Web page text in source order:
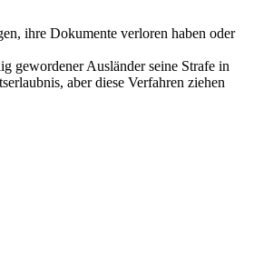
ihre Dokumente verloren haben oder
gewordener Ausländer seine Strafe in
aber diese Verfahren ziehen